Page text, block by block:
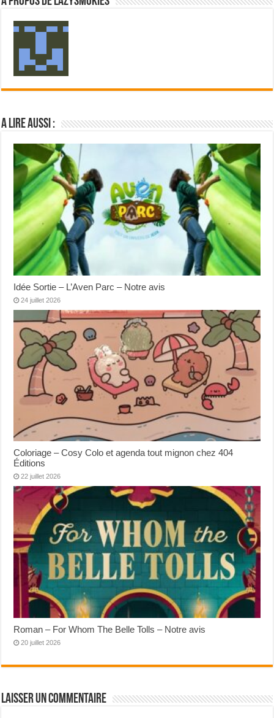
A lire aussi :
Idée Sortie – L’Aven Parc – Notre avis
24 juillet 2026
Coloriage – Cosy Colo et agenda tout mignon chez 404
Éditions
22 juillet 2026
Roman – For Whom The Belle Tolls – Notre avis
20 juillet 2026
Laisser un commentaire